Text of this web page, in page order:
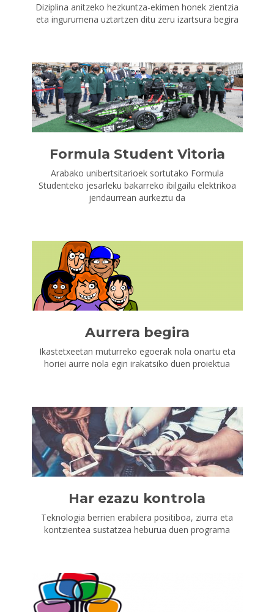
Diziplina anitzeko hezkuntza-ekimen honek zientzia
eta ingurumena uztartzen ditu zeru izartsura begira
Formula Student Vitoria
Arabako unibertsitarioek sortutako Formula
Studenteko jesarleku bakarreko ibilgailu elektrikoa
jendaurrean aurkeztu da
Aurrera begira
Ikastetxeetan muturreko egoerak nola onartu eta
horiei aurre nola egin irakatsiko duen proiektua
Har ezazu kontrola
Teknologia berrien erabilera positiboa, ziurra eta
kontzientea sustatzea heburua duen programa